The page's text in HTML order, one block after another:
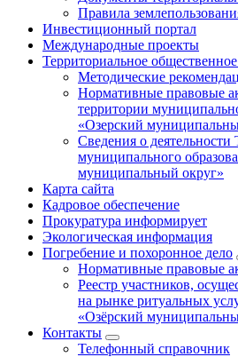
Правила
Инвестиционный портал
Международные проекты
Территориальное
Методические
Нормативные правовые
территории
«Озерский
Сведения о
муниципального
муниципальный округ»
Карта сайта
Кадровое обеспечение
Прокуратура информирует
Экологическая информация
Погребение и похоронное дело
Нормативные правовые
Реестр участников,
на рынке ритуальных
«Озёрский
Контакты
Телефонный справочник